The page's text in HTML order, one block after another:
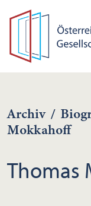
Archiv /
Mokkahoff
Thomas